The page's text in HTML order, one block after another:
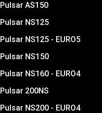
Pulsar AS150
Pulsar NS125
Pulsar NS125 - EURO5
Pulsar NS150
Pulsar NS160 - EURO4
Pulsar 200NS
Pulsar NS200 - EURO4